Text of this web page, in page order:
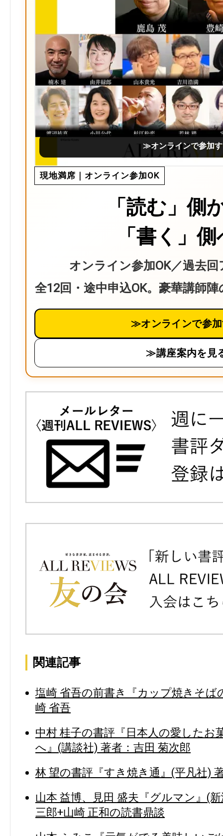
≫オンラインで参加
現地満席｜オンライン参加OK
「読む」側
「書く」
オンライン参加OK／過去
全12回・途中申込OK。豪華講師
≫オンラインで参
≫講座案内を見
関連記事
塩崎 省吾の前書き『カップ焼きそば
崎 省吾
中村 桂子の書評『日本人の愛したお
へ』(講談社) 著者：吉田 菊次郎
林 望の書評『すき焼き通』(平凡社)
山本 益博、見田 盛夫『グルマン』(
三郎+山崎 正和の読書鼎談